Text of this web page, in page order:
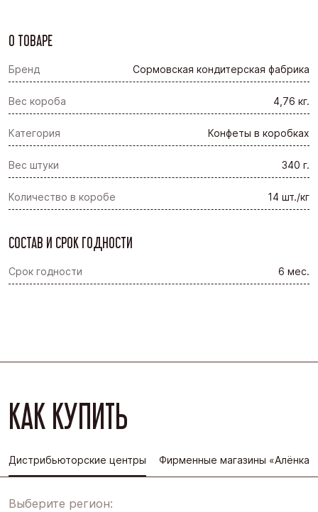
О ТОВАРЕ
Бренд Сормовская кондитерская фабрика
Вес короба 4,76 кг.
Категория Конфеты в коробках
Вес штуки 340 г.
Количество в коробе 14 шт./кг
СОСТАВ И СРОК ГОДНОСТИ
Срок годности 6 мес.
КАК КУПИТЬ
Дистрибьюторские центры Фирменные магазины «Алёнка»
Выберите регион: